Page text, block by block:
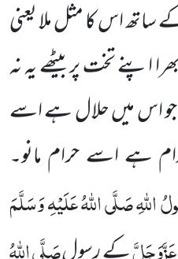
ساتھ اس کا مثل ملا یعنی
اپنے تخت پر بیٹھے یہ نہ
جو اس میں حلال ہے اسے
ہے اسے حرام مانو۔
اللہِصَلَّی اللہُ عَلَیْہِ وَسَلَّمَ
عَزَّوَجَلَّ
صَلَّی اللہُ